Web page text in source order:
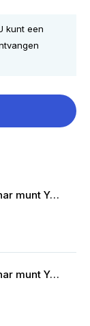
kunt een
1/2 troy ounce gouden Lunar munt Year of the Ox 2021
1/2 troy ounce gouden Lunar munt Year of the Tiger 2022